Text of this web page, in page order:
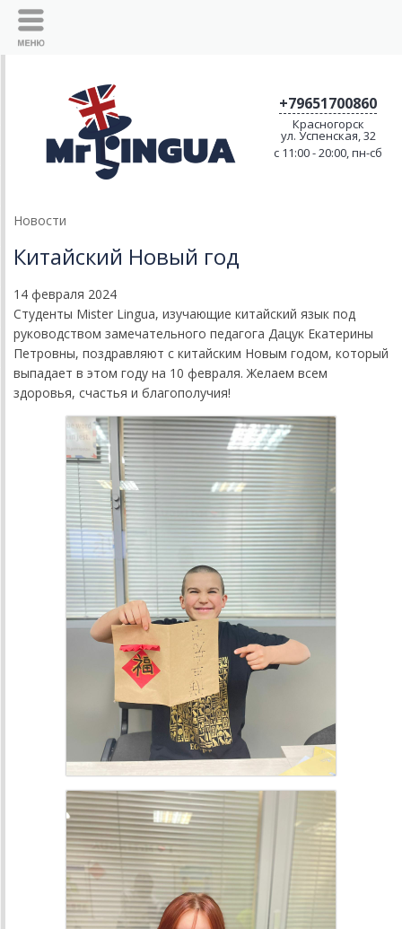
+79651700860
Красногорск
ул. Успенская, 32
c 11:00 - 20:00, пн-сб
Новости
Китайский Новый год
14 февраля 2024
Студенты Mister Lingua, изучающие китайский язык под
руководством замечательного педагога Дацук Екатерины
Петровны, поздравляют с китайским Новым годом, который
выпадает в этом году на 10 февраля. Желаем всем
здоровья, счастья и благополучия!